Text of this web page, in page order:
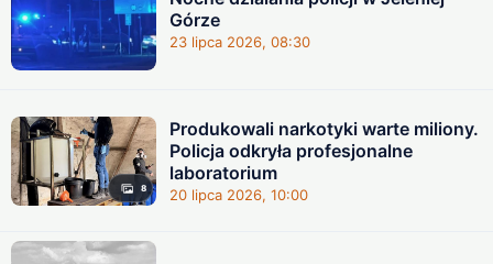
23 lipca 2026, 08:30
Górze
8 20 lipca 2026, 10:00
Produkowali narkotyki warte miliony.
Policja odkryła profesjonalne
laboratorium